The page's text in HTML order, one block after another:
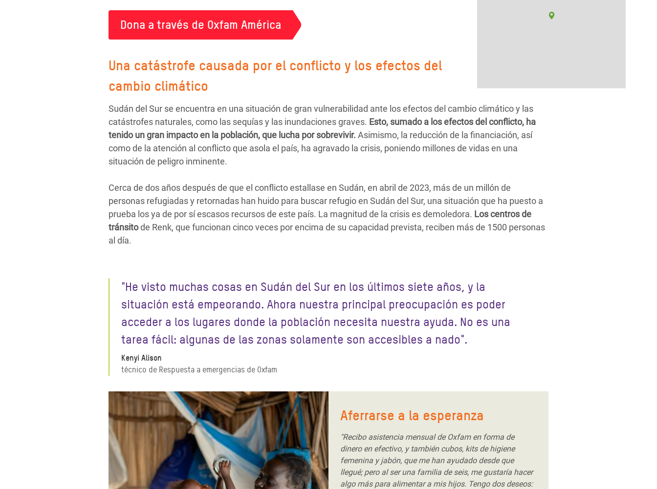
Dona a través de Oxfam América
Una catástrofe causada por el conflicto y los efectos del
cambio climático
Sudán del Sur se encuentra en una situación de gran vulnerabilidad ante los efectos del cambio climático y las
catástrofes naturales, como las sequías y las inundaciones graves. Esto, sumado a los efectos del conflicto, ha
tenido un gran impacto en la población, que lucha por sobrevivir. Asimismo, la reducción de la financiación, así
como de la atención al conflicto que asola el país, ha agravado la crisis, poniendo millones de vidas en una
situación de peligro inminente.
Cerca de dos años después de que el conflicto estallase en Sudán, en abril de 2023, más de un millón de
personas refugiadas y retornadas han huido para buscar refugio en Sudán del Sur, una situación que ha puesto a
prueba los ya de por sí escasos recursos de este país. La magnitud de la crisis es demoledora. Los centros de
tránsitode Renk, que funcionan cinco veces por encima de su capacidad prevista, reciben más de 1500 personas
al día.
"He visto muchas cosas en Sudán del Sur en los últimos siete años, y la
situación está empeorando. Ahora nuestra principal preocupación es poder
acceder a los lugares donde la población necesita nuestra ayuda. No es una
tarea fácil: algunas de las zonas solamente son accesibles a nado".
Kenyi Alison
técnico de Respuesta a emergencias de Oxfam
Aferrarse a la esperanza
"Recibo asistencia mensual de Oxfam en forma de
dinero en efectivo, y también cubos, kits de higiene
femenina y jabón, que me han ayudado desde que
llegué; pero al ser una familia de seis, me gustaría hacer
algo más para alimentar a mis hijos. Tengo dos deseos: